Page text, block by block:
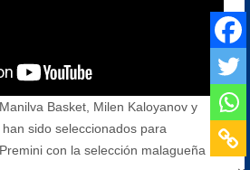
Basket, Milen Kaloyanov y
sido seleccionados para
con la selección malagueña